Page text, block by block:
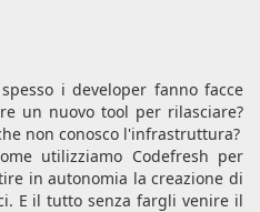
i developer fanno facce
un nuovo tool per rilasciare?
non conosco l'infrastruttura?
utilizziamo Codefresh per
in autonomia la creazione di
E il tutto senza fargli venire il